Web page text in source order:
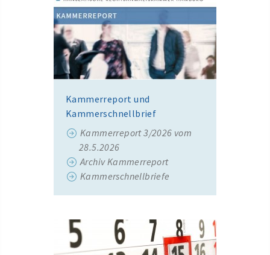
Kammerreport und
Kammerschnellbrief
Kammerreport 3/2026 vom
28.5.2026
Archiv Kammerreport
Kammerschnellbriefe